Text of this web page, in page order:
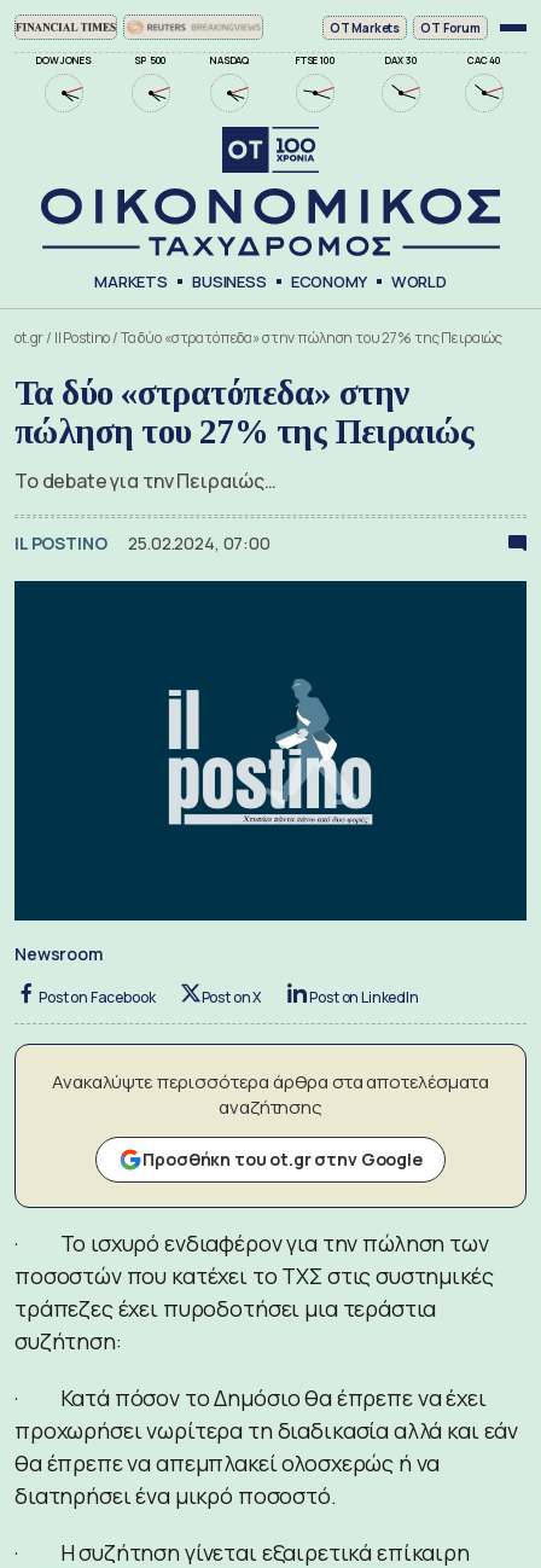
DOW JONES SP 500 NASDAQ FTSE 100 DAX 30 CAC 40
ΟΤ Markets OT Forum
MARKETS BUSINESS ECONOMY WORLD
ot.gr/ Il Postino/Τα δύο «στρατόπεδα» στην πώληση του 27% της Πειραιώς
Τα δύο «στρατόπεδα» στην
πώληση του 27% της Πειραιώς
Το debate για την Πειραιώς…
IL POSTINO 25.02.2024, 07:00
Newsroom
Post on Facebook Post on X Post on LinkedIn
Ανακαλύψτε περισσότερα άρθρα στα αποτελέσματα
αναζήτησης
Προσθήκη του ot.gr στην Google
· Το ισχυρό ενδιαφέρον για την πώληση των
ποσοστών που κατέχει το ΤΧΣ στις συστημικές
τράπεζες έχει πυροδοτήσει μια τεράστια
συζήτηση:
· Κατά πόσον το Δημόσιο θα έπρεπε να έχει
προχωρήσει νωρίτερα τη διαδικασία αλλά και εάν
θα έπρεπε να απεμπλακεί ολοσχερώς ή να
διατηρήσει ένα μικρό ποσοστό.
· Η συζήτηση γίνεται εξαιρετικά επίκαιρη